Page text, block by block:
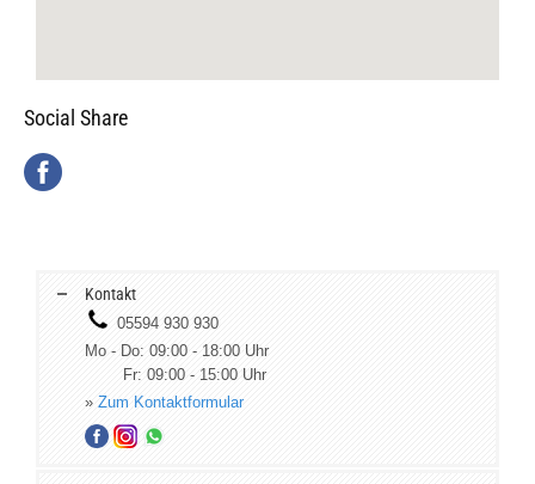
Social Share
Kontakt
05594 930 930
Mo - Do: 09:00 - 18:00 Uhr
Fr: 09:00 - 15:00 Uhr
» Zum Kontaktformular